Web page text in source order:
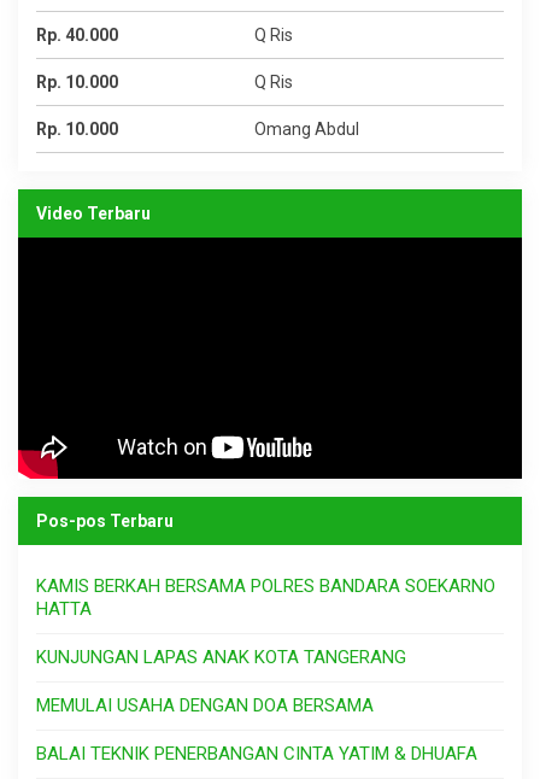
Rp. 40.000 Q Ris
Rp. 10.000 Q Ris
Rp. 10.000 Omang Abdul
Video Terbaru
Pos-pos Terbaru
KAMIS BERKAH BERSAMA POLRES BANDARA SOEKARNO
HATTA
KUNJUNGAN LAPAS ANAK KOTA TANGERANG
MEMULAI USAHA DENGAN DOA BERSAMA
BALAI TEKNIK PENERBANGAN CINTA YATIM & DHUAFA